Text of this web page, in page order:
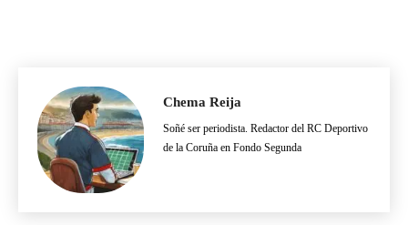
Chema Reija
Soñé ser periodista. Redactor del RC Deportivo
de la Coruña en Fondo Segunda